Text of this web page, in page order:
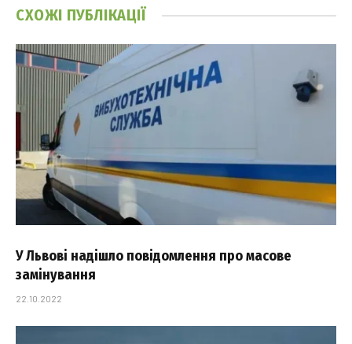
СХОЖІ ПУБЛІКАЦІЇ
У Львові надішло повідомлення про масове
замінування
22.10.2022